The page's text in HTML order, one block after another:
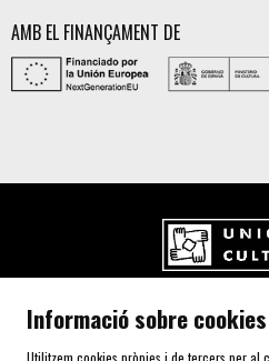
AMB EL FINANÇAMENT DE
Carrer de l'Aurora, 80
Informació sobre cookies
Utilitzem cookies pròpies i de tercers per al